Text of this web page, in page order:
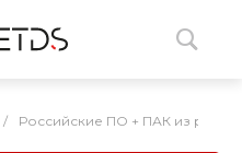
/ Российские ПО + ПАК из